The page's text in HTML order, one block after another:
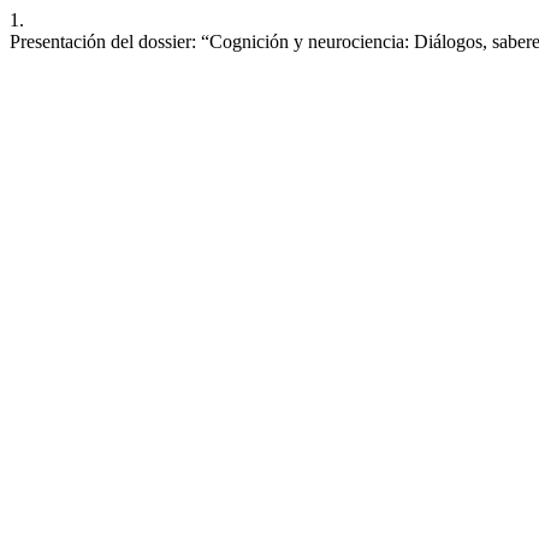
1.
Presentación del dossier: “Cognición y neurociencia: Diálogos,